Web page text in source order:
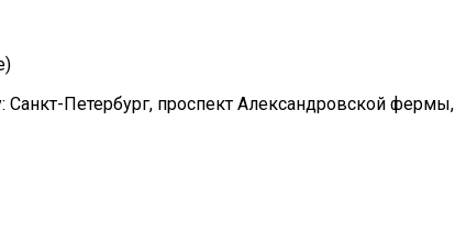
Петербург, проспект Александровской фермы,